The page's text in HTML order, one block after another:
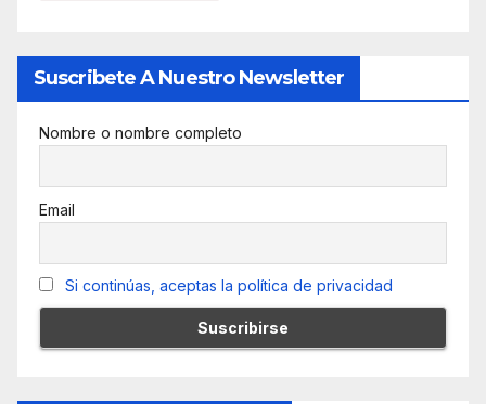
Suscribete A Nuestro Newsletter
Nombre o nombre completo
Email
Si continúas, aceptas la política de privacidad